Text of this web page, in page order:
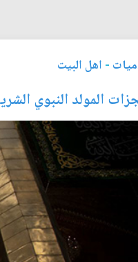
- اهل البيت
المولد النبوي